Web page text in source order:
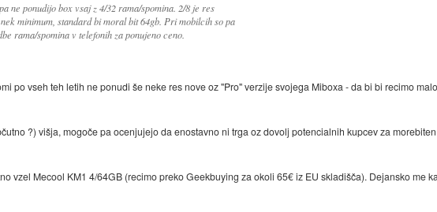
ne ponudijo box vsaj z 4/32 rama/spomina. 2/8 je res
minimum, standard bi moral bit 64gb. Pri mobilcih so pa
rama/spomina v telefonih za ponujeno ceno.
po vseh teh letih ne ponudi še neke res nove oz "Pro" verzije svojega Miboxa - da bi bi recimo
?) višja, mogoče pa ocenjujejo da enostavno ni trga oz dovolj potencialnih kupcev za
vzel Mecool KM1 4/64GB (recimo preko Geekbuying za okoli 65€ iz EU skladišča). Dejansko me